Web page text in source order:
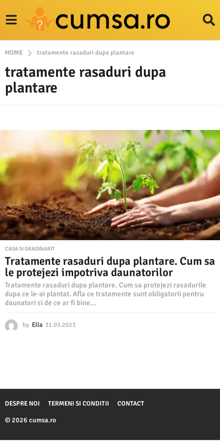
HOME tratamente rasaduri dupa plantare
tratamente rasaduri dupa
plantare
CASA SI GRADINARIT
Tratamente rasaduri dupa plantare. Cum sa
le protejezi impotriva daunatorilor
Tratamente rasaduri dupa plantare. Cum sa protejezi rasadurile
dupa ce le-ai plantat. Afla ce tratamente sunt obligatorii pentru
daunatori si de ce ar fi bine...
by Ella 31.03.2023
0
2
DESPRE NOI TERMENI SI CONDITII CONTACT
© 2026 cumsa.ro